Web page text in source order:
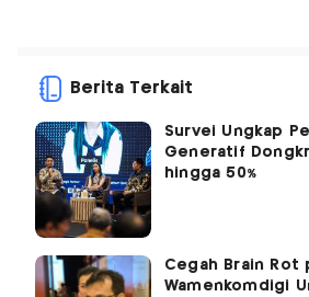
Berita Terkait
Survei Ungkap
Generatif
hingga 50%
Cegah Brain Rot
Wamenkomdigi